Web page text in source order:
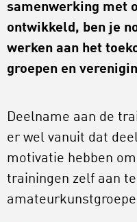
samenwerking met
ontwikkeld, ben je
werken aan het
groepen en
Deelname aan de
er wel vanuit dat
motivatie hebben
trainingen zelf aan